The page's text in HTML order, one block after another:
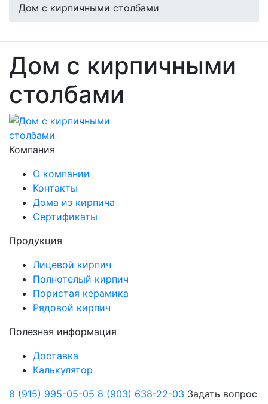
Дом с кирпичными столбами
Дом с кирпичными
столбами
Компания
О компании
Контакты
Дома из кирпича
Сертификаты
Продукция
Лицевой кирпич
Полнотелый кирпич
Пористая керамика
Рядовой кирпич
Полезная информация
Доставка
Калькулятор
8 (915) 995-05-05 8 (903) 638-22-03 Задать вопрос